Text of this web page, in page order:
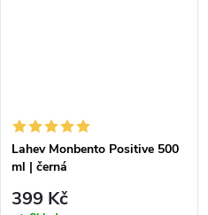
Lahev Monbento Positive 500
ml | černá
399 Kč